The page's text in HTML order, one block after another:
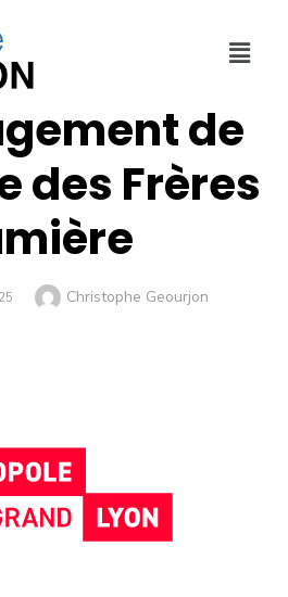
,MÉTROPOLE DE LYON
de
des Frères
Christophe Geourjon